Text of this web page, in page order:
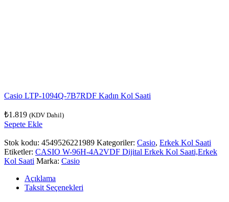
Casio LTP-1094Q-7B7RDF Kadın Kol Saati
₺1.819 (KDV Dahil)
Sepete Ekle
Stok kodu: 4549526221989 Kategoriler: Casio, Erkek Kol Saati
Etiketler: CASIO W-96H-4A2VDF Dijital Erkek Kol Saati,Erkek
Kol Saati Marka: Casio
Açıklama
Taksit Seçenekleri